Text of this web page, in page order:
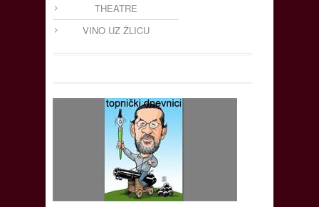
THEATRE
VINO UZ ŽLICU